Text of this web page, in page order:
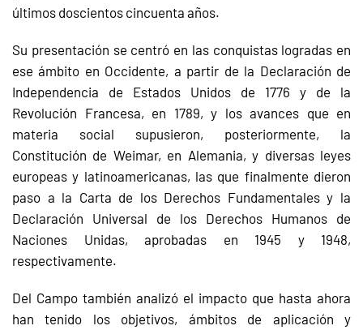
últimos doscientos cincuenta años.
Su presentación se centró en las conquistas logradas en
ese ámbito en Occidente, a partir de la Declaración de
Independencia de Estados Unidos de 1776 y de la
Revolución Francesa, en 1789, y los avances que en
materia social supusieron, posteriormente, la
Constitución de Weimar, en Alemania, y diversas leyes
europeas y latinoamericanas, las que finalmente dieron
paso a la Carta de los Derechos Fundamentales y la
Declaración Universal de los Derechos Humanos de
Naciones Unidas, aprobadas en 1945 y 1948,
respectivamente.
Del Campo también analizó el impacto que hasta ahora
han tenido los objetivos, ámbitos de aplicación y